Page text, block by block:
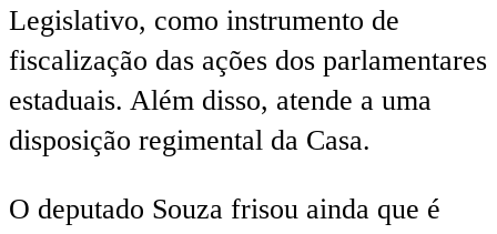
Legislativo, como instrumento de
fiscalização das ações dos parlamentares
estaduais. Além disso, atende a uma
disposição regimental da Casa.
O deputado Souza frisou ainda que é